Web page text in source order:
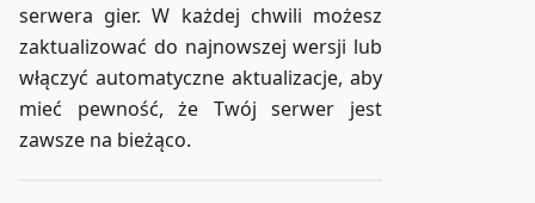
serwera gier. W każdej chwili możesz
zaktualizować do najnowszej wersji lub
włączyć automatyczne aktualizacje, aby
mieć pewność, że Twój serwer jest
zawsze na bieżąco.